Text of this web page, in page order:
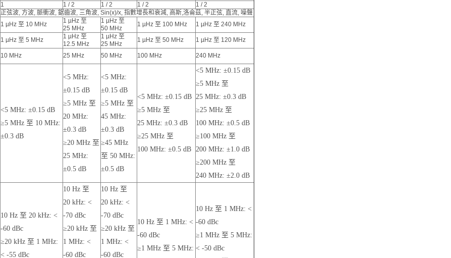
1 1 / 2 1 / 2 1 / 2
1 / 2
正弦波, 方波, 脈衝波, 鋸齒波, 三角波, Sin(x)/x, 指數增長和衰減, 高斯,洛侖茲, 半正弦, 直流, 噪聲
1 µHz 至 10 MHz
1 µHz 至
25 MHz
1 µHz 至
50 MHz
1 µHz 至 100 MHz
1 µHz 至 240 MHz
1 µHz 至 5 MHz
1 µHz 至
12.5 MHz
1 µHz 至
25 MHz
1 µHz 至 50 MHz
1 µHz 至 120 MHz
10 MHz 25 MHz 50 MHz 100 MHz 240 MHz
<5 MHz: ±0.15 dB
≥5 MHz 至 10 MHz:
±0.3 dB
<5 MHz:
±0.15 dB
≥5 MHz 至
20 MHz:
±0.3 dB
≥20 MHz 至
25 MHz:
±0.5 dB
<5 MHz:
±0.15 dB
≥5 MHz 至
45 MHz:
±0.3 dB
≥45 MHz
至 50 MHz:
±0.5 dB
<5 MHz: ±0.15 dB
≥5 MHz 至
25 MHz: ±0.3 dB
≥25 MHz 至
100 MHz: ±0.5 dB
<5 MHz: ±0.15 dB
≥5 MHz 至
25 MHz: ±0.3 dB
≥25 MHz 至
100 MHz: ±0.5 dB
≥100 MHz 至
200 MHz: ±1.0 dB
≥200 MHz 至
240 MHz: ±2.0 dB
10 Hz 至 20 kHz: <
-60 dBc
≥20 kHz 至 1 MHz:
< -55 dBc
10 Hz 至
20 kHz: <
-70 dBc
≥20 kHz 至
1 MHz: <
-60 dBc
10 Hz 至
20 kHz: <
-70 dBc
≥20 kHz 至
1 MHz: <
-60 dBc
10 Hz 至 1 MHz: <
-60 dBc
≥1 MHz 至 5 MHz:
10 Hz 至 1 MHz: <
-60 dBc
≥1 MHz 至 5 MHz:
< -50 dBc